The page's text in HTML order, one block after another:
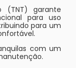
(TNT) garante
para uso
para um
com um